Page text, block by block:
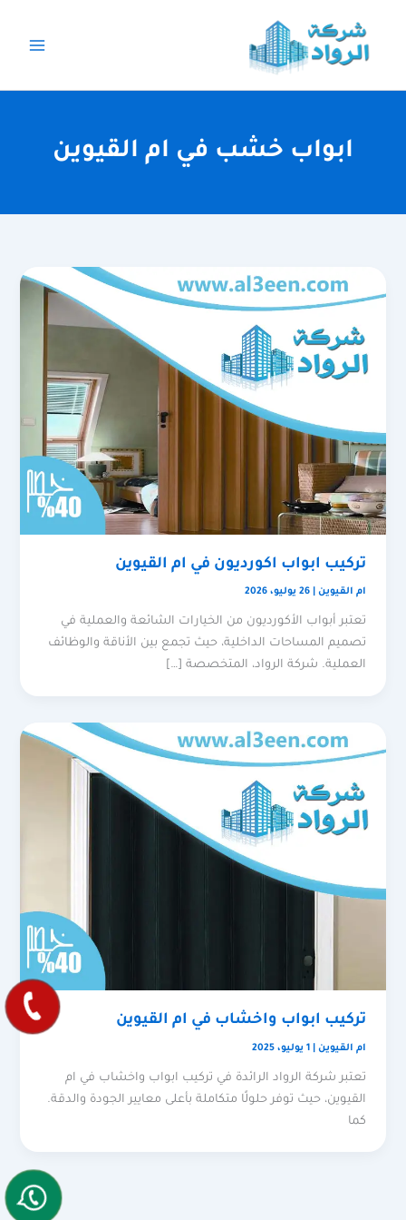
المحتوى
ابواب خشب في ام القيوين
تركيب ابواب اكورديون في ام القيوين
ام القيوين |26 يوليو، 2026
تعتبر أبواب الأكورديون من الخيارات الشائعة والعملية في
تصميم المساحات الداخلية، حيث تجمع بين الأناقة والوظائف
العملية. شركة الرواد، المتخصصة […]
تركيب ابواب واخشاب في ام القيوين
ام القيوين |1 يوليو، 2025
تعتبر شركة الرواد الرائدة في تركيب ابواب واخشاب في ام
القيوين، حيث توفر حلولًا متكاملة بأعلى معايير الجودة والدقة.
كما